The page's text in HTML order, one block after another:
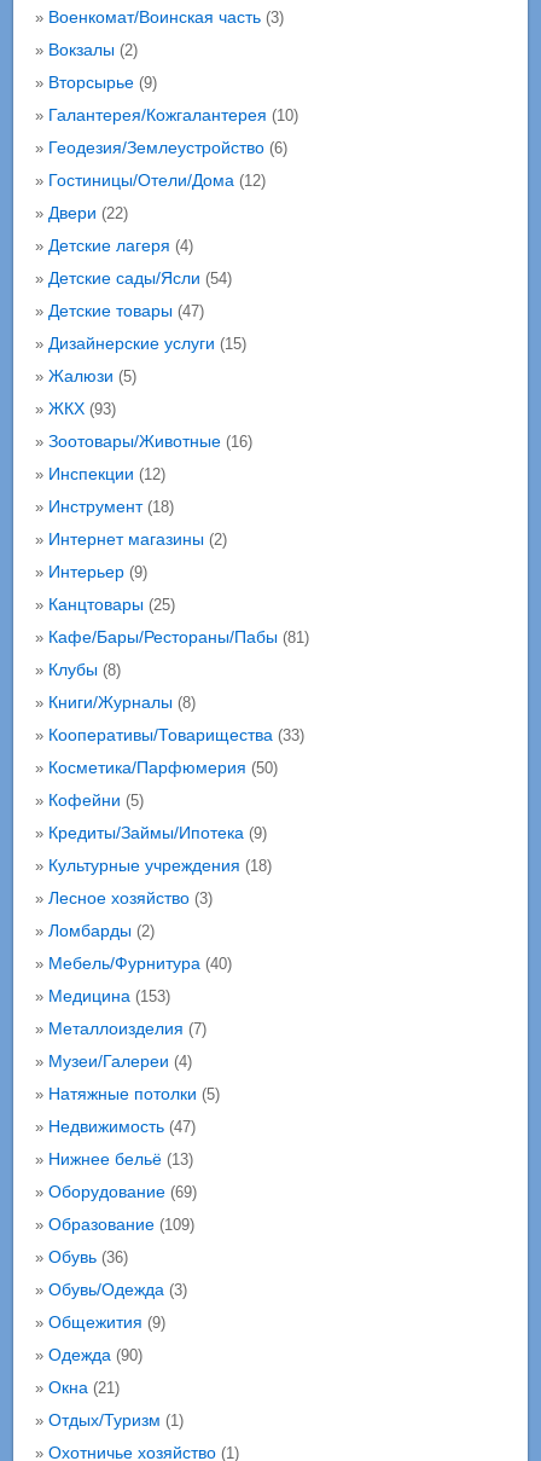
» Военкомат/Воинская часть(3)
» Вокзалы(2)
» Вторсырье(9)
» Галантерея/Кожгалантерея (10)
» Геодезия/Землеустройство(6)
» Гостиницы/Отели/Дома(12)
» Двери (22)
» Детские лагеря (4)
» Детские сады/Ясли (54)
» Детские товары(47)
» Дизайнерские услуги (15)
» Жалюзи (5)
» ЖКХ(93)
» Зоотовары/Животные(16)
» Инспекции (12)
» Инструмент(18)
» Интернет магазины(2)
» Интерьер(9)
» Канцтовары(25)
» Кафе/Бары/Рестораны/Пабы(81)
» Клубы(8)
» Книги/Журналы(8)
» Кооперативы/Товарищества(33)
» Косметика/Парфюмерия (50)
» Кофейни (5)
» Кредиты/Займы/Ипотека(9)
» Культурные учреждения (18)
» Лесное хозяйство(3)
» Ломбарды(2)
» Мебель/Фурнитура(40)
» Медицина(153)
» Металлоизделия (7)
» Музеи/Галереи (4)
» Натяжные потолки (5)
» Недвижимость(47)
» Нижнее бельё(13)
» Оборудование(69)
» Образование(109)
» Обувь(36)
» Обувь/Одежда(3)
» Общежития (9)
» Одежда(90)
» Окна(21)
» Отдых/Туризм (1)
» Охотничье хозяйство(1)